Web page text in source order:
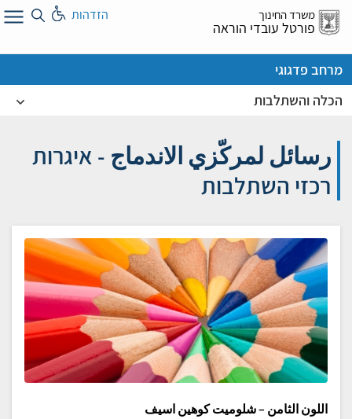
דלג
אל
משרד החינוך
פורטל עובדי הוראה
הזדהות
מרחב פדגוגי
הכלה והשתלבות
رسائل لمركّزي الاندماج - איגרות
רכזי השתלבות
اللون الثامن – شلوميت كوهين اسيف